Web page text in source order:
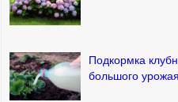
Подкормка
большого урожая